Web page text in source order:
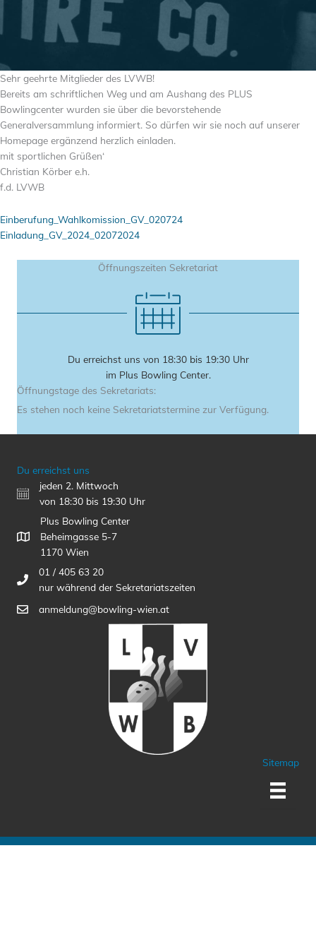
Sehr geehrte Mitglieder des LVWB!
Bereits am schriftlichen Weg und am Aushang des PLUS
Bowlingcenter wurden sie über die bevorstehende
Generalversammlung informiert. So dürfen wir sie noch auf unserer
Homepage ergänzend herzlich einladen.
mit sportlichen Grüßen‘
Christian Körber e.h.
f.d. LVWB
Einberufung_Wahlkomission_GV_020724
Einladung_GV_2024_02072024
Öffnungszeiten Sekretariat
Du erreichst uns von 18:30 bis 19:30 Uhr
im Plus Bowling Center.
Öffnungstage des Sekretariats:
Es stehen noch keine Sekretariatstermine zur Verfügung.
Du erreichst uns
jeden 2. Mittwoch
von 18:30 bis 19:30 Uhr
Plus Bowling Center
Beheimgasse 5-7
1170 Wien
01 / 405 63 20
nur während der Sekretariatszeiten
anmeldung@bowling-wien.at
Sitemap